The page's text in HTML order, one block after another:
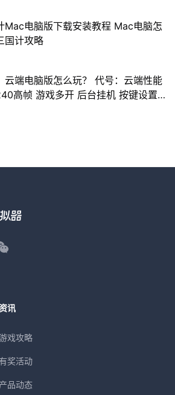
Mac电脑版下载安装教程 Mac电脑怎
国计攻略
云端电脑版怎么玩？ 代号：云端性能
高帧 游戏多开 后台挂机 按键设置
讯
游戏攻略
有奖活动
产品动态